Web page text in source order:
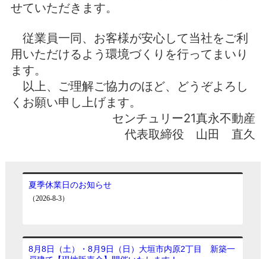
せていただきます。
従業員一同、お客様が安心して当社をご利
用いただけるよう環境づくりを行ってまいり
ます。
以上、ご理解ご協力のほど、どうぞよろし
くお願い申し上げます。
センチュリー21真永不動産
代表取締役 山田 直久